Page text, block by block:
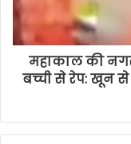
महाकाल की
बच्ची से रेप: खून